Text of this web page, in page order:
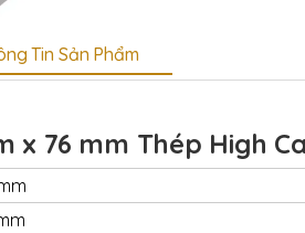
Tin Sản Phẩm
x 76 mm Thép High